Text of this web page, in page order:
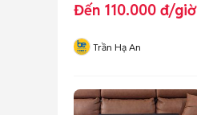
Đến 110.000 đ/giờ
Trần Hạ An